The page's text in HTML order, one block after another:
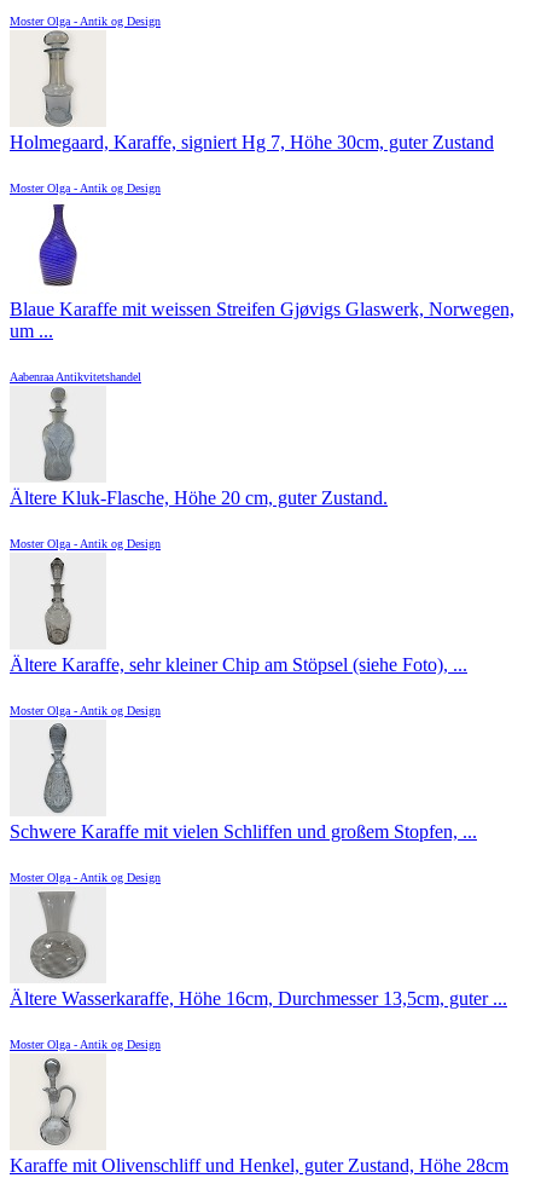
Moster Olga - Antik og Design
Holmegaard, Karaffe, signiert Hg 7, Höhe 30cm, guter Zustand
Moster Olga - Antik og Design
Blaue Karaffe mit weissen Streifen Gjøvigs Glaswerk, Norwegen,
um ...
Aabenraa Antikvitetshandel
Ältere Kluk-Flasche, Höhe 20 cm, guter Zustand.
Moster Olga - Antik og Design
Ältere Karaffe, sehr kleiner Chip am Stöpsel (siehe Foto), ...
Moster Olga - Antik og Design
Schwere Karaffe mit vielen Schliffen und großem Stopfen, ...
Moster Olga - Antik og Design
Ältere Wasserkaraffe, Höhe 16cm, Durchmesser 13,5cm, guter ...
Moster Olga - Antik og Design
Karaffe mit Olivenschliff und Henkel, guter Zustand, Höhe 28cm